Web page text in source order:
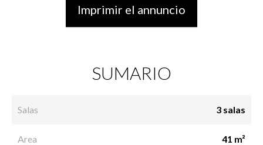
Imprimir el annuncio
SUMARIO
Salas 3 salas
Area 41 m²